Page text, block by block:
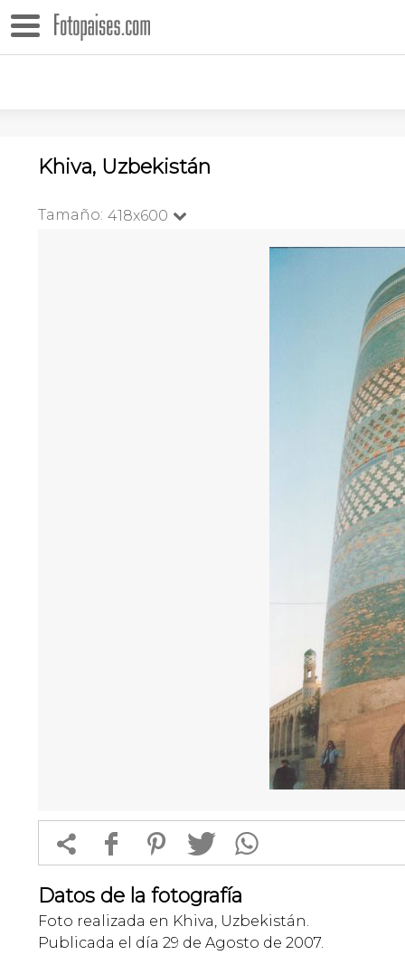
Khiva, Uzbekistán
Tamaño: 418x600 
 f 1 T 
Datos de la fotografía
Foto realizada en Khiva, Uzbekistán.
Publicada el día 29 de Agosto de 2007.